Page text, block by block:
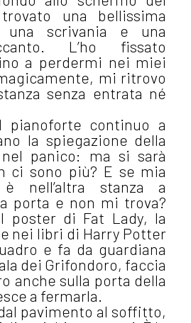
una bellissima
una scrivania e una
L’ho fissato
a perdermi nei miei
mi ritrovo
senza entrata né
continuo a
la spiegazione della
panico: ma si sarà
ci sono più? E se mia
nell’altra stanza a
porta e non mi trova?
poster di Fat Lady, la
nei libri di Harry Potter
e fa da guardiana
dei Grifondoro, faccia
anche sulla porta della
a fermarla.
pavimento al soffitto,